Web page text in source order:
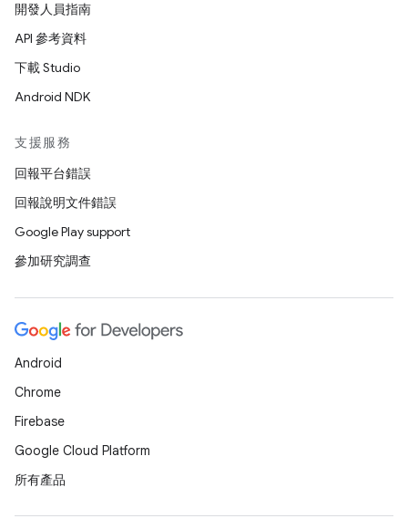
開發人員指南
API 參考資料
下載 Studio
Android NDK
支援服務
回報平台錯誤
回報說明文件錯誤
Google Play support
參加研究調查
Android
Chrome
Firebase
Google Cloud Platform
所有產品